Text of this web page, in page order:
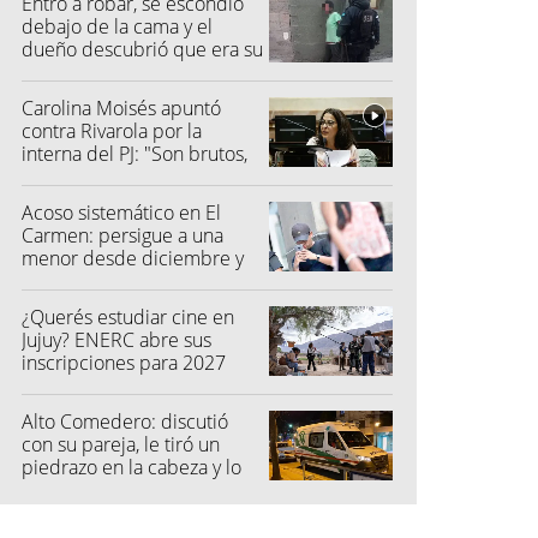
debajo de la cama y el
dueño descubrió que era su
Carolina Moisés apuntó
contra Rivarola por la
interna del PJ: "Son brutos,
Acoso sistemático en El
Carmen: persigue a una
menor desde diciembre y
¿Querés estudiar cine en
Jujuy? ENERC abre sus
inscripciones para 2027
Alto Comedero: discutió
con su pareja, le tiró un
piedrazo en la cabeza y lo